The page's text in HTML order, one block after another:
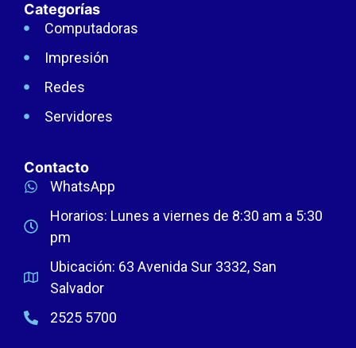
Categorías
Computadoras
Impresión
Redes
Servidores
Contacto
WhatsApp
Horarios: Lunes a viernes de 8:30 am a 5:30
pm
Ubicación: 63 Avenida Sur 3332, San
Salvador
2525 5700